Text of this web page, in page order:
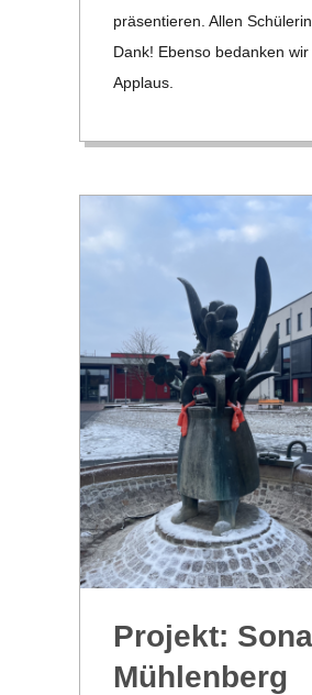
C
H
M
I
D
T
-
S
C
H
U
prä­sen­tie­ren. Allen
Dank! Ebenso bedan­ken
Applaus.
Pro­jekt:
Mühlenberg